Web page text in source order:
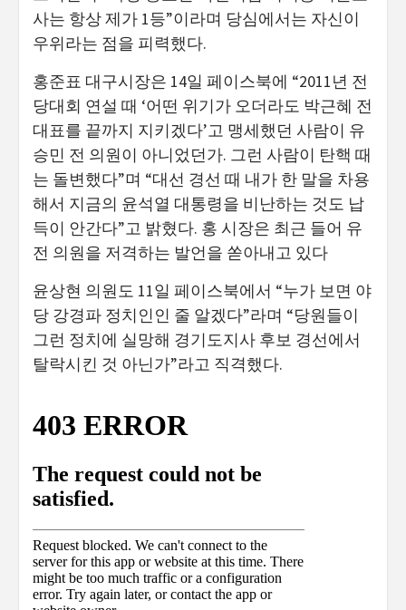
사는 항상 제가 1등”이라며 당심에서는 자신이
우위라는 점을 피력했다.
홍준표 대구시장은 14일 페이스북에 “2011년 전
당대회 연설 때 ‘어떤 위기가 오더라도 박근혜 전
대표를 끝까지 지키겠다’고 맹세했던 사람이 유
승민 전 의원이 아니었던가. 그런 사람이 탄핵 때
는 돌변했다”며 “대선 경선 때 내가 한 말을 차용
해서 지금의 윤석열 대통령을 비난하는 것도 납
득이 안간다”고 밝혔다. 홍 시장은 최근 들어 유
전 의원을 저격하는 발언을 쏟아내고 있다
윤상현 의원도 11일 페이스북에서 “누가 보면 야
당 강경파 정치인인 줄 알겠다”라며 “당원들이
그런 정치에 실망해 경기도지사 후보 경선에서
탈락시킨 것 아닌가”라고 직격했다.